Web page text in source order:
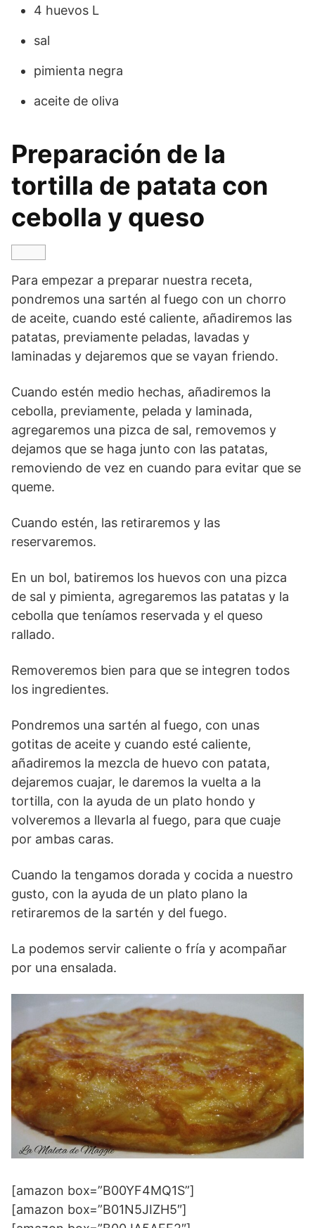
4 huevos L
sal
pimienta negra
aceite de oliva
Preparación de la
tortilla de patata con
cebolla y queso
Para empezar a preparar nuestra receta,
pondremos una sartén al fuego con un chorro
de aceite, cuando esté caliente, añadiremos las
patatas, previamente peladas, lavadas y
laminadas y dejaremos que se vayan friendo.
Cuando estén medio hechas, añadiremos la
cebolla, previamente, pelada y laminada,
agregaremos una pizca de sal, removemos y
dejamos que se haga junto con las patatas,
removiendo de vez en cuando para evitar que se
queme.
Cuando estén, las retiraremos y las
reservaremos.
En un bol, batiremos los huevos con una pizca
de sal y pimienta, agregaremos las patatas y la
cebolla que teníamos reservada y el queso
rallado.
Removeremos bien para que se integren todos
los ingredientes.
Pondremos una sartén al fuego, con unas
gotitas de aceite y cuando esté caliente,
añadiremos la mezcla de huevo con patata,
dejaremos cuajar, le daremos la vuelta a la
tortilla, con la ayuda de un plato hondo y
volveremos a llevarla al fuego, para que cuaje
por ambas caras.
Cuando la tengamos dorada y cocida a nuestro
gusto, con la ayuda de un plato plano la
retiraremos de la sartén y del fuego.
La podemos servir caliente o fría y acompañar
por una ensalada.
[amazon box=”B00YF4MQ1S”]
[amazon box=”B01N5JIZH5″]